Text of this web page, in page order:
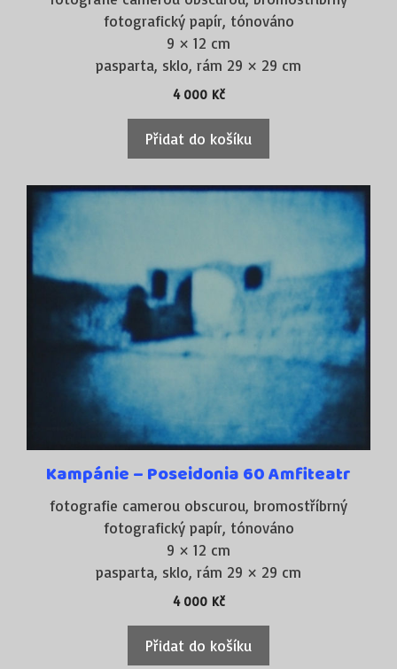
fotografický papír, tónováno
9 × 12 cm
pasparta, sklo, rám 29 × 29 cm
4 000 Kč
Přidat do košíku
Kampánie – Poseidonia 60 Amfiteatr
fotografie camerou obscurou, bromostříbrný
fotografický papír, tónováno
9 × 12 cm
pasparta, sklo, rám 29 × 29 cm
4 000 Kč
Přidat do košíku